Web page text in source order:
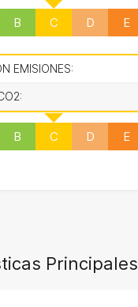
B C D E
EMISIONES:
B C D E
Principales